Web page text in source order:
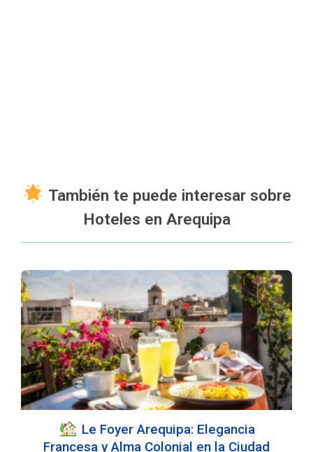
También te puede interesar sobre
Hoteles en Arequipa
Le Foyer Arequipa: Elegancia
Francesa y Alma Colonial en la Ciudad